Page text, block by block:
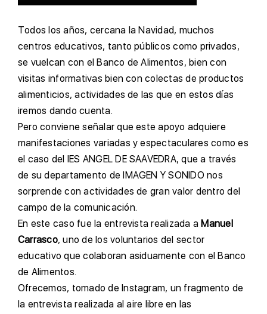
Todos los años, cercana la Navidad, muchos
centros educativos, tanto públicos como privados,
se vuelcan con el Banco de Alimentos, bien con
visitas informativas bien con colectas de productos
alimenticios, actividades de las que en estos días
iremos dando cuenta.
Pero conviene señalar que este apoyo adquiere
manifestaciones variadas y espectaculares como es
el caso del IES ANGEL DE SAAVEDRA, que a través
de su departamento de IMAGEN Y SONIDO nos
sorprende con actividades de gran valor dentro del
campo de la comunicación.
En este caso fue la entrevista realizada aManuel
Carrasco, uno de los voluntarios del sector
educativo que colaboran asiduamente con el Banco
de Alimentos.
Ofrecemos, tomado de Instagram, un fragmento de
la entrevista realizada al aire libre en las